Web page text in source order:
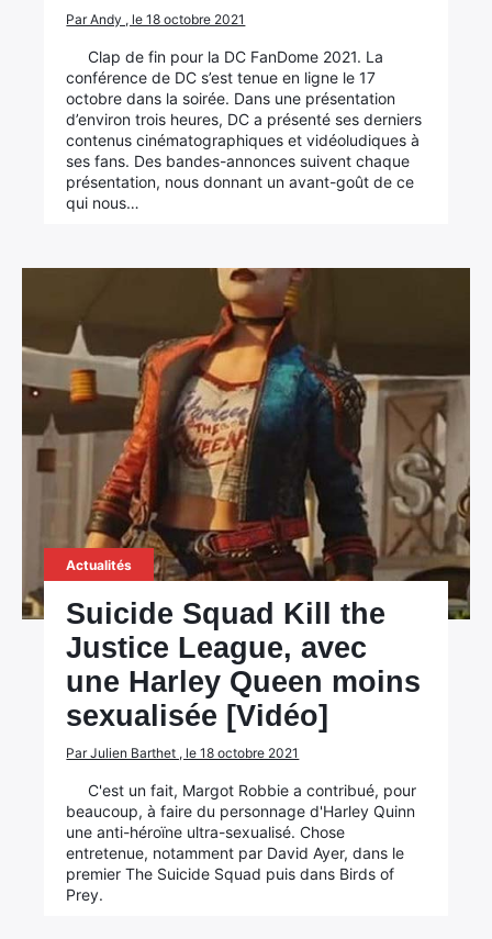
Par Andy , le 18 octobre 2021
Clap de fin pour la DC FanDome 2021. La
conférence de DC s’est tenue en ligne le 17
octobre dans la soirée. Dans une présentation
d’environ trois heures, DC a présenté ses derniers
contenus cinématographiques et vidéoludiques à
ses fans. Des bandes-annonces suivent chaque
présentation, nous donnant un avant-goût de ce
qui nous…
Actualités
Suicide Squad Kill the
Justice League, avec
une Harley Queen moins
sexualisée [Vidéo]
Par Julien Barthet , le 18 octobre 2021
C'est un fait, Margot Robbie a contribué, pour
beaucoup, à faire du personnage d'Harley Quinn
une anti-héroïne ultra-sexualisé. Chose
entretenue, notamment par David Ayer, dans le
premier The Suicide Squad puis dans Birds of
Prey.